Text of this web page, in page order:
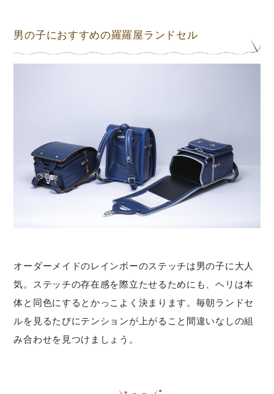
男の子におすすめの羅羅屋ランドセル
オーダーメイドのレインボーのステッチは男の子に大人
気。ステッチの存在感を際立たせるためにも、ヘリは本
体と同色にするとかっこよく決まります。毎朝ランドセ
ルを見るたびにテンションが上がること間違いなしの組
み合わせを見つけましょう。